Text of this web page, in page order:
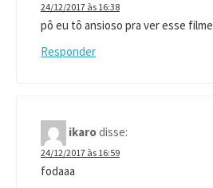
24/12/2017 às 16:38
pô eu tô ansioso pra ver esse filme
Responder
ikarodisse:
24/12/2017 às 16:59
fodaaa